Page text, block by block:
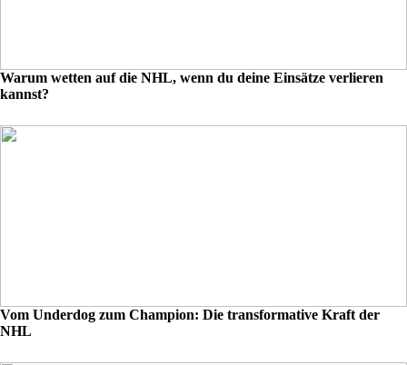
Warum wetten auf die NHL, wenn du deine Einsätze verlieren
kannst?
Vom Underdog zum Champion: Die transformative Kraft der
NHL